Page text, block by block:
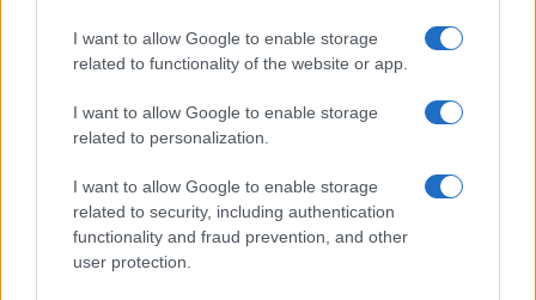
I want to allow Google to enable storage
related to functionality of the website or app.
I want to allow Google to enable storage
related to personalization.
I want to allow Google to enable storage
related to security, including authentication
functionality and fraud prevention, and other
user protection.